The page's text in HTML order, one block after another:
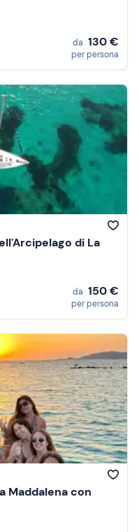
da 130 €
per persona
di La
da 150 €
per persona
Maddalena con